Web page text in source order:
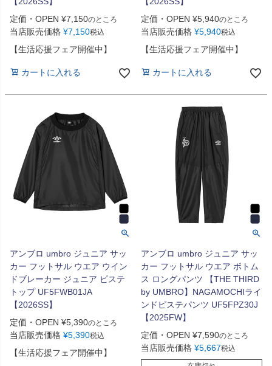
定価・OPEN ¥7,150のところ
当店販売価格 ¥7,150税込
【生活応援フェア開催中】
カートに入れる
定価・OPEN ¥5,940のところ
当店販売価格 ¥5,940税込
【生活応援フェア開催中】
カートに入れる
アンブロ umbro ジュニア サッ
カー フットサル ウエア ウイン
ドブレーカー ジュニア ピステ
トップ UF5FWB01JA
【2026SS】
定価・OPEN ¥5,390のところ
当店販売価格 ¥5,390税込
【生活応援フェア開催中】
アンブロ umbro ジュニア サッ
カー フットサル ウエア ボトム
ス ロングパンツ 【THE THIRD
by UMBRO】NAGAMOCHIライ
ンドピステパンツ UF5FPZ30J
【2025FW】
定価・OPEN ¥7,590のところ
当店販売価格 ¥5,667税込